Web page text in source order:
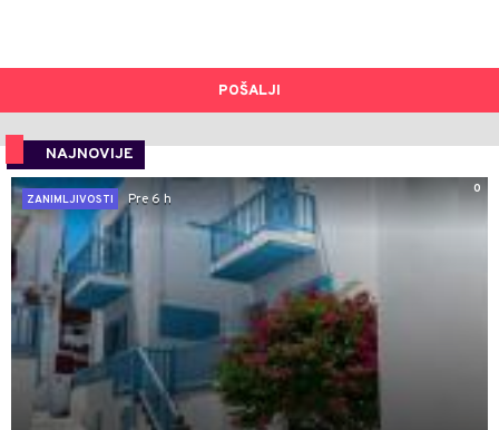
POŠALJI
NAJNOVIJE
0
ZANIMLJIVOSTI
Pre 6 h